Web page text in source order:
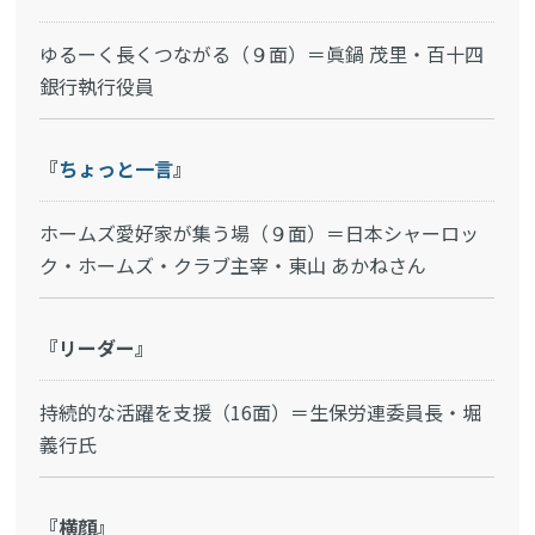
ゆるーく長くつながる（９面）＝眞鍋 茂里・百十四
銀行執行役員
『ちょっと一言』
ホームズ愛好家が集う場（９面）＝日本シャーロッ
ク・ホームズ・クラブ主宰・東山 あかねさん
『リーダー』
持続的な活躍を支援（16面）＝生保労連委員長・堀
義行氏
『横顔』